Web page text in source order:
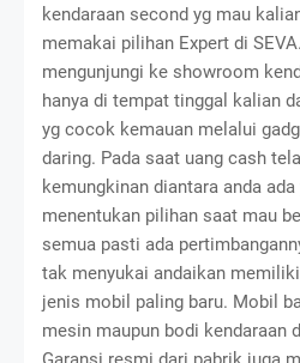
kendaraan second yg mau
memakai pilihan Expert di
mengunjungi ke showroom
hanya di tempat tinggal kalian
yg cocok kemauan melalui
daring. Pada saat uang cash
kemungkinan diantara anda
menentukan pilihan saat mau
semua pasti ada
tak menyukai andaikan
jenis mobil paling baru. Mobil
mesin maupun bodi kendaraan